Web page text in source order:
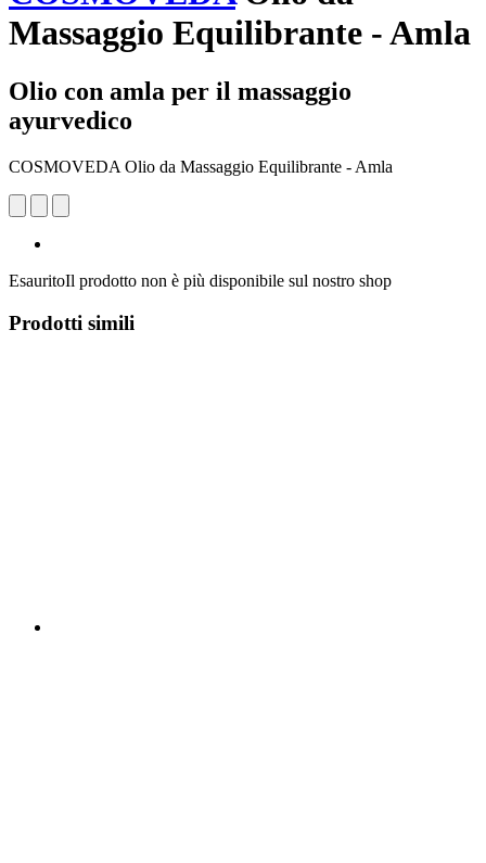
Massaggio Equilibrante - Amla
Olio con amla per il massaggio
ayurvedico
COSMOVEDA Olio da Massaggio Equilibrante - Amla
EsauritoIl prodotto non è più disponibile sul nostro shop
Prodotti simili